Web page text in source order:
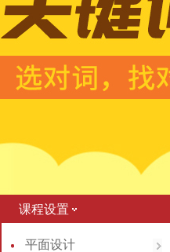
课程设置
平面设计